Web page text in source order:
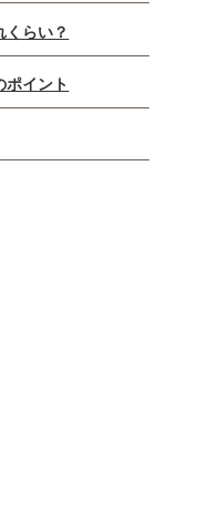
くらい？
ポイント